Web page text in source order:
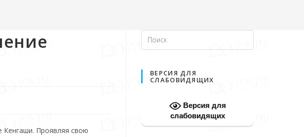
Кенгаши. Проявляя свою
ВЕРСИЯ ДЛЯ
СЛАБОВИДЯЩИХ
Версия для
слабовидящих